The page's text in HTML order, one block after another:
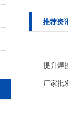
推荐资
提升焊
接教学
厂家批
优选环